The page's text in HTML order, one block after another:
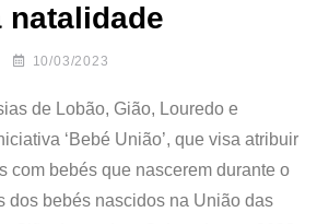
natalidade
10/03/2023
de Lobão, Gião, Louredo e
‘Bebé União’, que visa atribuir
com bebés que nascerem durante o
dos bebés nascidos na União das